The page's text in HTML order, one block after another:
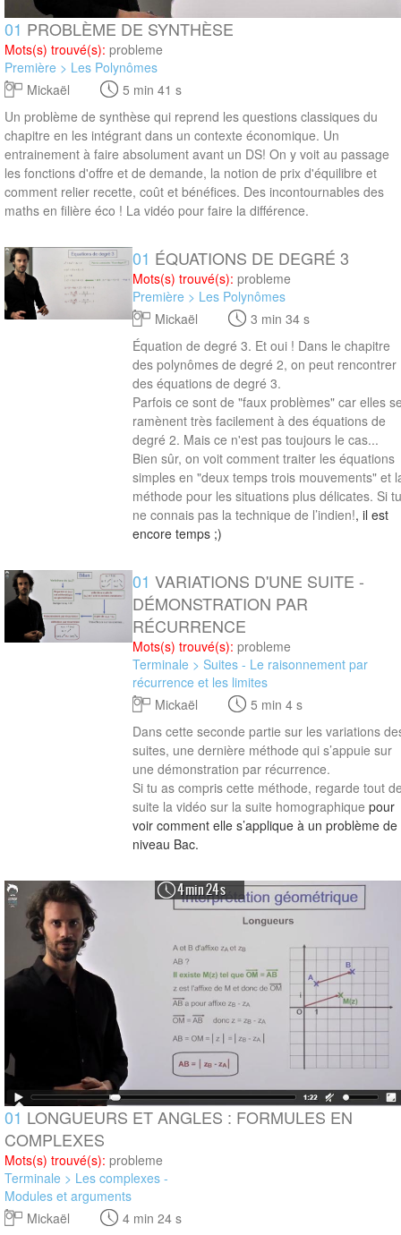
01 PROBLÈME DE SYNTHÈSE
Mots(s) trouvé(s): probleme
Première > Les Polynômes
Mickaël
5 min 41 s
Un problème de synthèse qui reprend les questions classiques du
chapitre en les intégrant dans un contexte économique. Un
entrainement à faire absolument avant un DS! On y voit au passage
les fonctions d'offre et de demande, la notion de prix d'équilibre et
comment relier recette, coût et bénéfices. Des incontournables des
maths en filière éco ! La vidéo pour faire la différence.
3 min 34 s
01 ÉQUATIONS DE DEGRÉ 3
Mots(s) trouvé(s): probleme
Première > Les Polynômes
Mickaël
3 min 34 s
Équation de degré 3. Et oui ! Dans le chapitre
des polynômes de degré 2, on peut rencontrer
des équations de degré 3.
Parfois ce sont de "faux problèmes" car elles
ramènent très facilement à des équations de
degré 2. Mais ce n'est pas toujours le cas...
Bien sûr, on voit comment traiter les équations
simples en "deux temps trois mouvements" et
méthode pour les situations plus délicates. Si
ne connais pas la technique de l’indien!, il est
encore temps ;)
5 min 4 s
01 VARIATIONS D'UNE SUITE -
DÉMONSTRATION PAR
RÉCURRENCE
Mots(s) trouvé(s): probleme
Terminale > Suites - Le raisonnement par
récurrence et les limites
Mickaël
5 min 4 s
Dans cette seconde partie sur les variations
suites, une dernière méthode qui s’appuie sur
une démonstration par récurrence.
Si tu as compris cette méthode, regarde tout
suite la vidéo sur la suite homographique pour
voir comment elle s’applique à un problème de
niveau Bac.
4 min 24 s
01 LONGUEURS ET ANGLES : FORMULES EN
COMPLEXES
Mots(s) trouvé(s): probleme
Terminale > Les complexes -
Modules et arguments
Mickaël
4 min 24 s